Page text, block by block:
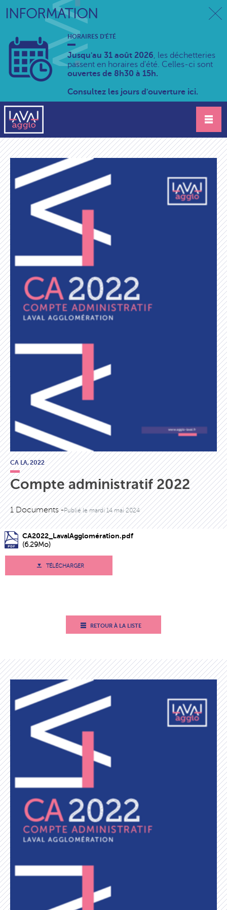
INFORMATION
HORAIRES D'ÉTÉ
Jusqu'au 31 août 2026, les déchetteries
passent en horaires d'été. Celles-ci sont
ouvertes de 8h30 à 15h.
Consultez les jours d'ouverture ici.
CA LA,2022
Compte administratif 2022
1 Documents -Publié lemardi 14 mai 2024
CA2022_LavalAgglomération.pdf
(6.29Mo)
TÉLÉCHARGER
RETOUR À LA LISTE